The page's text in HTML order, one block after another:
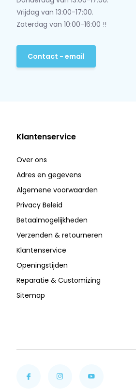
Vrijdag van 13:00-17:00.
Zaterdag van 10:00-16:00 !!
Contact - email
Klantenservice
Over ons
Adres en gegevens
Algemene voorwaarden
Privacy Beleid
Betaalmogelijkheden
Verzenden & retourneren
Klantenservice
Openingstijden
Reparatie & Customizing
Sitemap